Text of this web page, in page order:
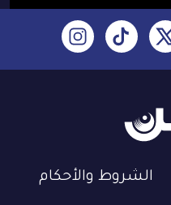
الشروط والأحكام